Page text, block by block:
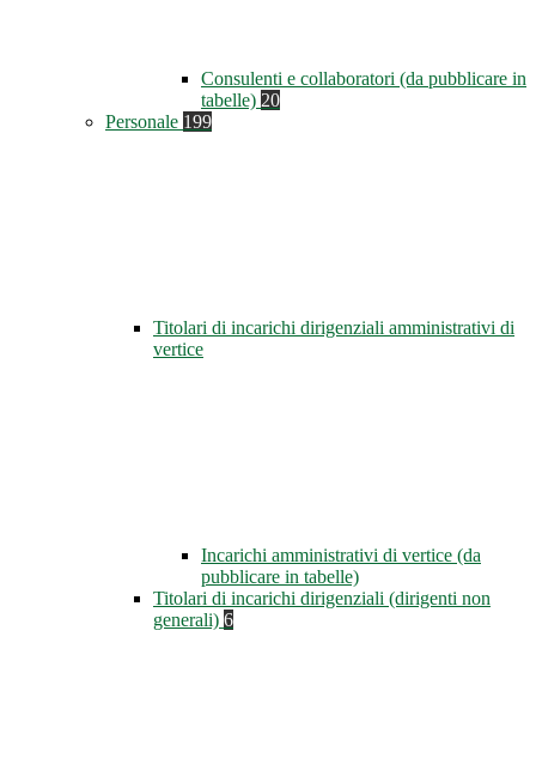
Consulenti e collaboratori (da pubblicare in
tabelle) 20
Personale 199
Titolari di incarichi dirigenziali amministrativi di
vertice
Incarichi amministrativi di vertice (da
pubblicare in tabelle)
Titolari di incarichi dirigenziali (dirigenti non
generali) 6